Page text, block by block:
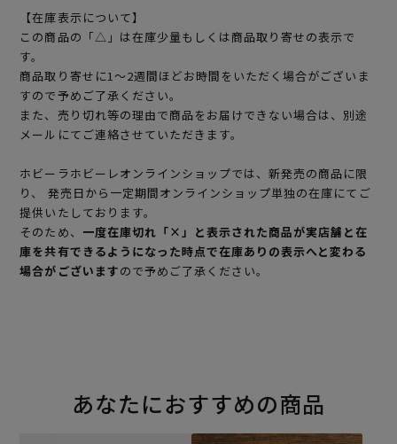
【在庫表示について】
この商品の「△」は在庫少量もしくは商品取り寄せの表示で
す。
商品取り寄せに1～2週間ほどお時間をいただく場合がございま
すので予めご了承ください。
また、売り切れ等の理由で商品をお届けできない場合は、別途
メールにてご連絡させていただきます。
ホビーラホビーレオンラインショップでは、新発売の商品に限
り、 発売日から一定期間オンラインショップ単独の在庫にてご
提供いたしております。
そのため、 一度在庫切れ「×」と表示された商品が実店舗と在
庫を共有できるようになった時点で在庫ありの表示へと変わる
場合がございますので予めご了承ください。
あなたにおすすめの商品